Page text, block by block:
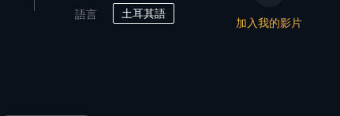
語言
土耳其語
加入我的影片